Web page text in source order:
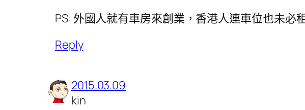
PS: 外國人就有車房來創業，香港人連車位也未必
Reply
2015.03.09
kin